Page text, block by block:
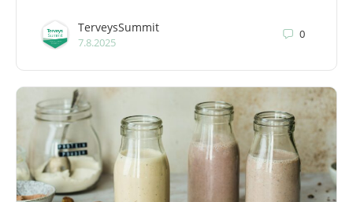
TerveysSummit
7.8.2025
0